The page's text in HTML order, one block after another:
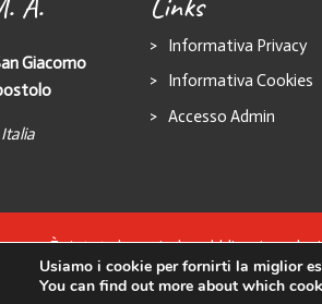
Giacomo
Informativa Privacy
Informativa Cookies
Accesso Admin
È vietata la copia, la pubblicazione,
Copyright © 1992
Usiamo i cookie per fornirti la miglior
You can find out more about which